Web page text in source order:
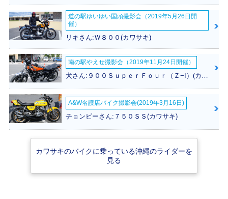
2024年 Z900RS・
カラーチェンジ
マイナーチェンジ
2022年 Z900RS 5
0th Anniversary・
特別・限定仕様
カラーチェンジ
2021年 Z900RS・
カラーチェンジ
道の駅ゆいゆい国頭撮影会（2019年5月26日開
催）
リキさん:Ｗ８００(カワサキ)
南の駅やえせ撮影会（2019年11月24日開催）
A&W名護店バイク撮影会(2019年3月16日)
チョンビーさん:７５０ＳＳ(カワサキ)
カワサキのバイクに乗っている沖縄のライダーを
見る